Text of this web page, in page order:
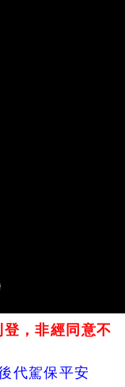
登，非經同意不
代駕保平安